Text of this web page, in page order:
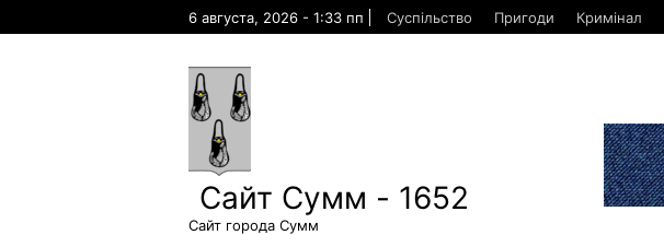
6 августа, 2026 - 1:33 пп Суспільство Пригоди Кримінал
Сайт Сумм - 1652
Сайт города Сумм